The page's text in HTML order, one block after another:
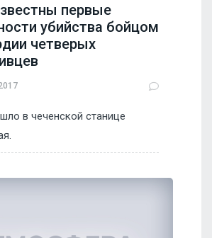
первые
убийства бойцом
четверых
в чеченской станице